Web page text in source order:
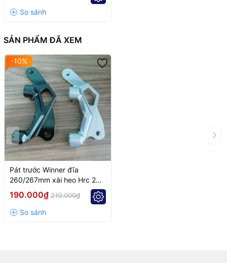
SẢN PHẨM ĐÃ XEM
-10%
Pát trước Winner đĩa
260/267mm xài heo Hrc 2
Piston đối xứng
190.000₫ 210.000₫